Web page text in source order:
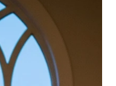
Hamont-Achel, Bree, Peer,
Limburg.